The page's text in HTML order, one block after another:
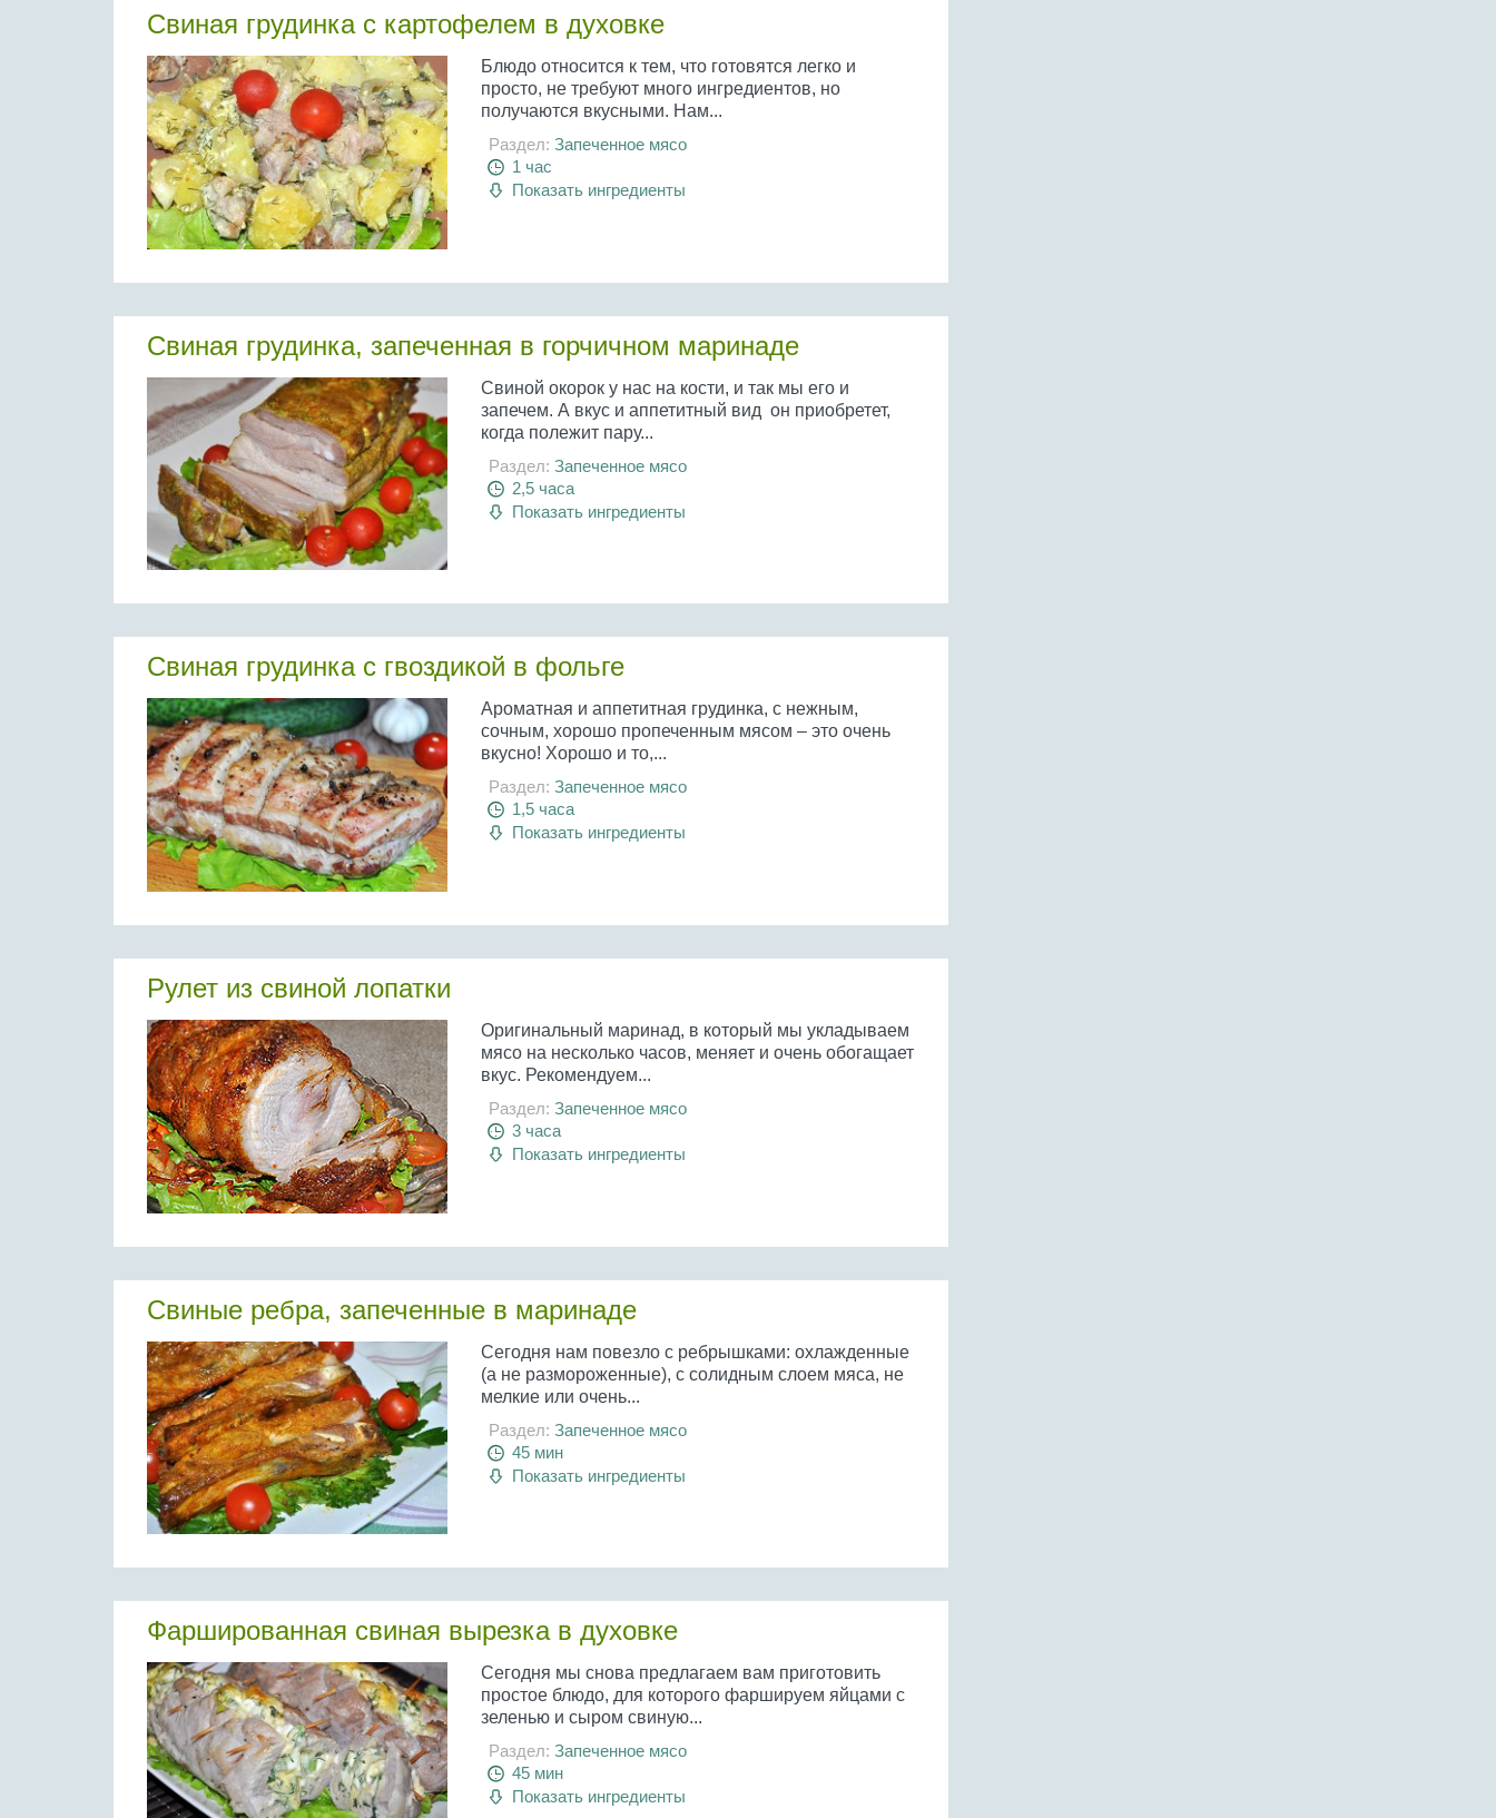
Свиная грудинка с картофелем в духовке
Блюдо относится к тем, что готовятся легко и
просто, не требуют много ингредиентов, но
получаются вкусными. Нам...
Раздел: Запеченное мясо
1 час
Показать ингредиенты
Свиная грудинка, запеченная в горчичном маринаде
Свиной окорок у нас на кости, и так мы его и
запечем. А вкус и аппетитный вид он приобретет,
когда полежит пару...
Раздел: Запеченное мясо
2,5 часа
Показать ингредиенты
Свиная грудинка с гвоздикой в фольге
Ароматная и аппетитная грудинка, с нежным,
сочным, хорошо пропеченным мясом – это очень
вкусно! Хорошо и то,...
Раздел: Запеченное мясо
1,5 часа
Показать ингредиенты
Рулет из свиной лопатки
Оригинальный маринад, в который мы укладываем
мясо на несколько часов, меняет и очень обогащает
вкус. Рекомендуем...
Раздел: Запеченное мясо
3 часа
Показать ингредиенты
Свиные ребра, запеченные в маринаде
Сегодня нам повезло с ребрышками: охлажденные
(а не размороженные), с солидным слоем мяса, не
мелкие или очень...
Раздел: Запеченное мясо
45 мин
Показать ингредиенты
Фаршированная свиная вырезка в духовке
Сегодня мы снова предлагаем вам приготовить
простое блюдо, для которого фаршируем яйцами с
зеленью и сыром свиную...
Раздел: Запеченное мясо
45 мин
Показать ингредиенты